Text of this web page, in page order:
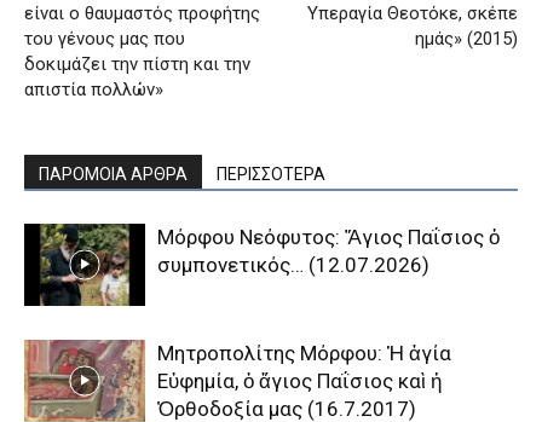
είναι ο θαυμαστός προφήτης
του γένους μας που
δοκιμάζει την πίστη και την
απιστία πολλών»
Υπεραγία Θεοτόκε, σκέπε
ημάς» (2015)
ΠΑΡΟΜΟΙΑ ΑΡΘΡΑ ΠΕΡΙΣΣΟΤΕΡΑ
Μόρφου Νεόφυτος: Ἅγιος Παΐσιος ὁ
συμπονετικός… (12.07.2026)
Μητροπολίτης Μόρφου: Ἡ ἁγία
Εὐφημία, ὁ ἅγιος Παΐσιος καὶ ἡ
Ὀρθοδοξία μας (16.7.2017)